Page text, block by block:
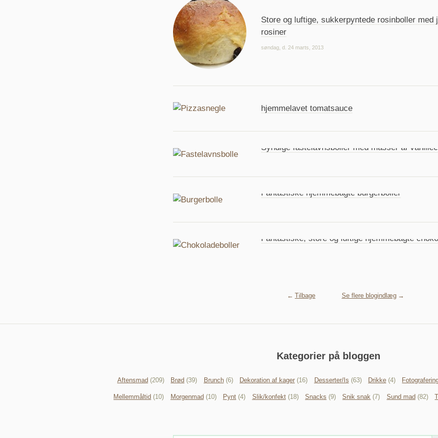
Store og luftige, sukkerpyntede rosinboller med
rosiner
søndag, d. 24 marts, 2013
hjemmelavet tomatsauce
Syndige fastelavnsboller med masser af
Fantastiske hjemmebagte burgerboller
Fantastiske, store og luftige hjemmebagte
Tilbage Se flere blogindlæg
Kategorier på bloggen
Aftensmad (209) Brød (39) Brunch (6) Dekoration af kager (16) Desserter/Is (63) Drikke (4)
Mellemmåltid (10) Morgenmad (10) Pynt (4) Slik/konfekt (18) Snacks (9) Snik snak (7) Sund mad (82)